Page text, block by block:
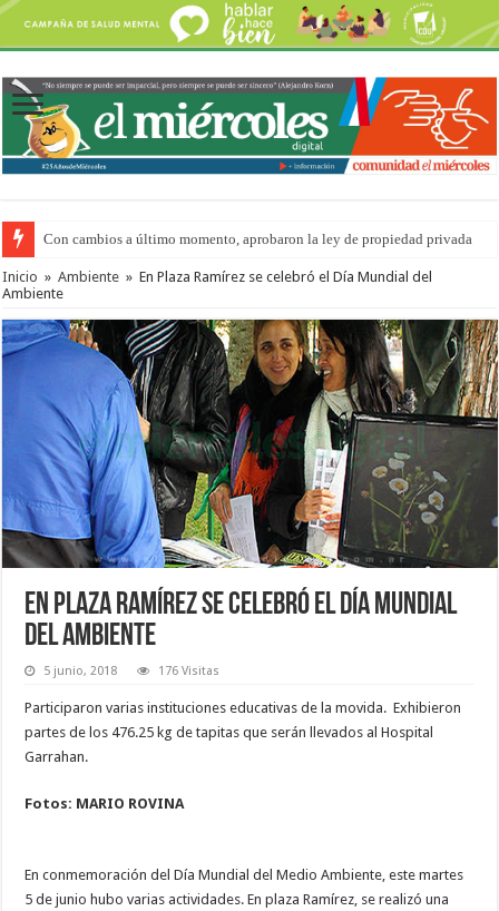
Con cambios a último momento, aprobaron la ley de propiedad privada
Del viernes 7 al domingo 9 de agosto: la agenda ¿A dónde ir? para este
Inicio » Ambiente » En Plaza Ramírez se celebró el Día Mundial del
Ambiente
En Plaza Ramírez se celebró el Día Mundial
del Ambiente
5 junio, 2018 176 Visitas
Participaron varias instituciones educativas de la movida. Exhibieron
partes de los 476.25 kg de tapitas que serán llevados al Hospital
Garrahan.
Fotos: MARIO ROVINA
En conmemoración del Día Mundial del Medio Ambiente, este martes
5 de junio hubo varias actividades. En plaza Ramírez, se realizó una